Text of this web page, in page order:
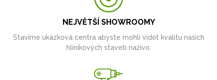
NEJVĚTŠÍ SHOWROOMY
Stavíme ukázková centra abyste mohli vidět kvalitu našich
hliníkových staveb naživo.